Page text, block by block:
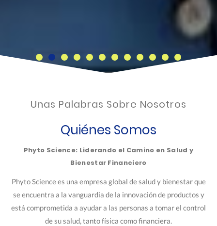
Unas Palabras Sobre Nosotros
Quiénes Somos
Phyto Science: Liderando el Camino en Salud y
Bienestar Financiero
Phyto Science es una empresa global de salud y bienestar que
se encuentra a la vanguardia de la innovación de productos y
está comprometida a ayudar a las personas a tomar el control
de su salud, tanto física como financiera.